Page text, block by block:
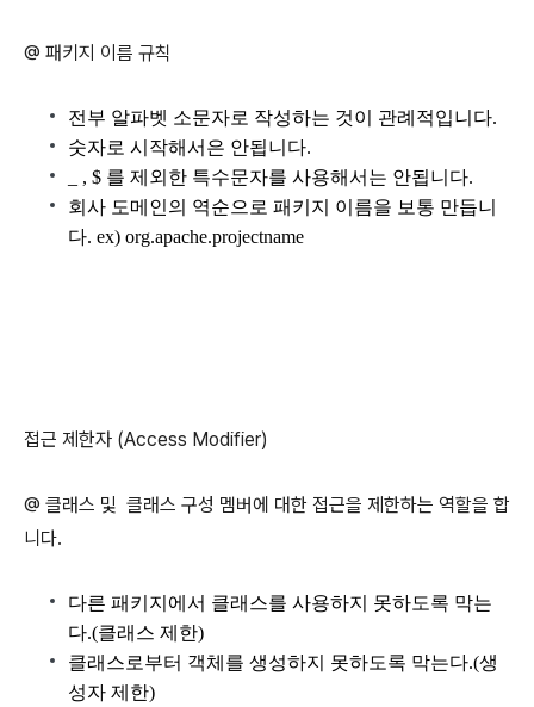
@ 패키지 이름 규칙
전부 알파벳 소문자로 작성하는 것이 관례적입니다.
숫자로 시작해서은 안됩니다.
_ , $ 를 제외한 특수문자를 사용해서는 안됩니다.
회사 도메인의 역순으로 패키지 이름을 보통 만듭니
다. ex) org.apache.projectname
접근 제한자 (Access Modifier)
@ 클래스 및 클래스 구성 멤버에 대한 접근을 제한하는 역할을 합
니다.
다른 패키지에서 클래스를 사용하지 못하도록 막는
다.(클래스 제한)
클래스로부터 객체를 생성하지 못하도록 막는다.(생
성자 제한)